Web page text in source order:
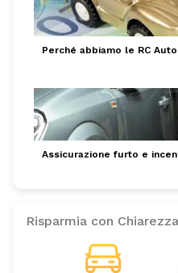
Perché abbiamo le RC
Assicurazione furto e
Risparmia con Chiarezza